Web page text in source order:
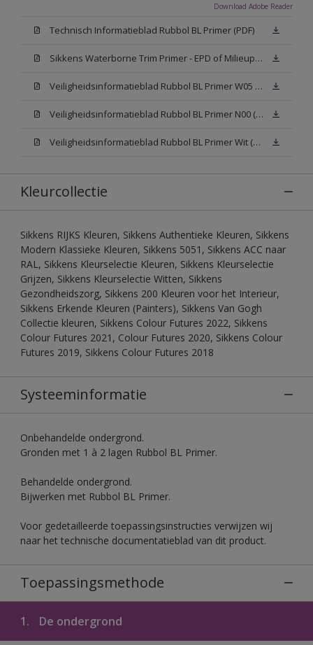
Download Adobe Reader
Technisch Informatieblad Rubbol BL Primer (PDF)
Sikkens Waterborne Trim Primer - EPD of Milieuproductverklaring
Veiligheidsinformatieblad Rubbol BL Primer W05 (MSDS)
Veiligheidsinformatieblad Rubbol BL Primer N00 (MSDS)
Veiligheidsinformatieblad Rubbol BL Primer Wit (MSDS)
Kleurcollectie
Sikkens RIJKS Kleuren, Sikkens Authentieke Kleuren, Sikkens
Modern Klassieke Kleuren, Sikkens 5051, Sikkens ACC naar
RAL, Sikkens Kleurselectie Kleuren, Sikkens Kleurselectie
Grijzen, Sikkens Kleurselectie Witten, Sikkens
Gezondheidszorg, Sikkens 200 Kleuren voor het Interieur,
Sikkens Erkende Kleuren (Painters), Sikkens Van Gogh
Collectie kleuren, Sikkens Colour Futures 2022, Sikkens
Colour Futures 2021, Colour Futures 2020, Sikkens Colour
Futures 2019, Sikkens Colour Futures 2018
Systeeminformatie
Onbehandelde ondergrond.
Gronden met 1 à 2 lagen Rubbol BL Primer.
Behandelde ondergrond.
Bijwerken met Rubbol BL Primer.
Voor gedetailleerde toepassingsinstructies verwijzen wij
naar het technische documentatieblad van dit product.
Toepassingsmethode
1. De ondergrond